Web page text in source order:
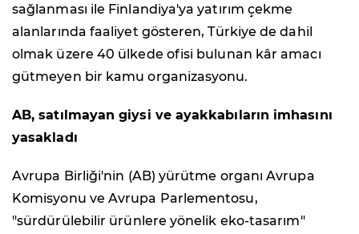
sağlanması ile Finlandiya'ya yatırım çekme
alanlarında faaliyet gösteren, Türkiye de dahil
olmak üzere 40 ülkede ofisi bulunan kâr amacı
gütmeyen bir kamu organizasyonu.
AB, satılmayan giysi ve ayakkabıların imhasını
yasakladı
Avrupa Birliği'nin (AB) yürütme organı Avrupa
Komisyonu ve Avrupa Parlementosu,
"sürdürülebilir ürünlere yönelik eko-tasarım"